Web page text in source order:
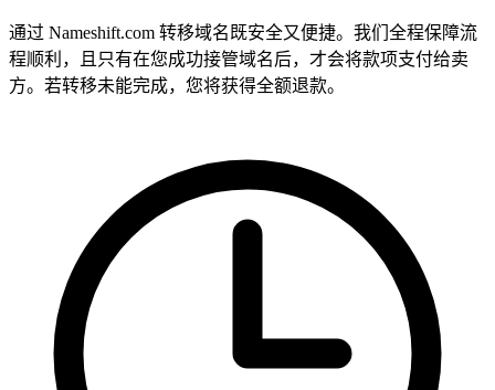
通过 Nameshift.com 转移域名既安全又便捷。我们全程保障流
程顺利，且只有在您成功接管域名后，才会将款项支付给卖
方。若转移未能完成，您将获得全额退款。